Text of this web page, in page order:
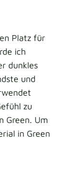
Platz für
ich
dunkles
und
zu
Green. Um
in Green